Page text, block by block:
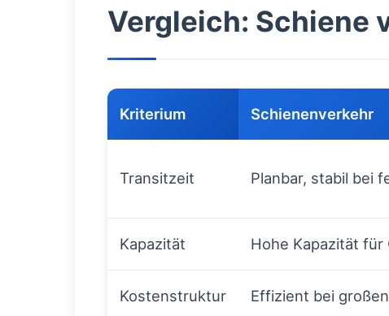
Vergleich: Schiene
Kriterium Schienenverkehr
Transitzeit Planbar, stabil bei
Kapazität Hohe Kapazität für
Kostenstruktur Effizient bei